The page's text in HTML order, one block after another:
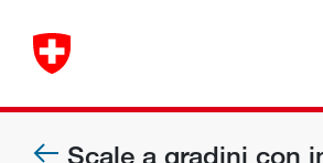
Scale a gradini con